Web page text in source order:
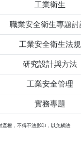
工業衛生
職業安全衛生專題討
工業安全衛生法規
研究設計與方法
工業安全管理
實務專題
產權，不得不法影印，以免觸法